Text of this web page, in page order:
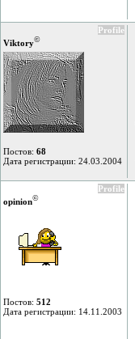
Profile
Viktory©
Постов: 68
Дата регистрации: 24.03.2004
Profile
opinion©
Постов: 512
Дата регистрации: 14.11.2003